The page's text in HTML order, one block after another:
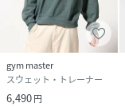
gym master
スウェット・トレーナー
6,490円